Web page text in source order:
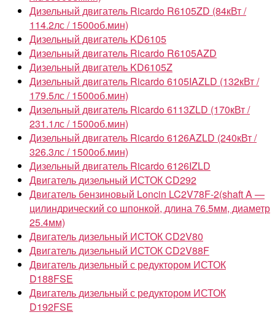
Дизельный двигатель Ricardo R6105ZD (84кВт /
114.2лс / 1500об.мин)
Дизельный двигатель KD6105
Дизельный двигатель Ricardo R6105AZD
Дизельный двигатель KD6105Z
Дизельный двигатель Ricardo 6105IAZLD (132кВт /
179.5лс / 1500об.мин)
Дизельный двигатель Ricardo 6113ZLD (170кВт /
231.1лс / 1500об.мин)
Дизельный двигатель Ricardo 6126AZLD (240кВт /
326.3лс / 1500об.мин)
Дизельный двигатель Ricardo 6126IZLD
Двигатель дизельный ИСТОК CD292
Двигатель бензиновый Loncin LC2V78F-2(shaft A —
цилиндрический со шпонкой, длина 76.5мм, диаметр
25.4мм)
Двигатель дизельный ИСТОК CD2V80
Двигатель дизельный ИСТОК CD2V88F
Двигатель дизельный с редуктором ИСТОК
D188FSE
Двигатель дизельный с редуктором ИСТОК
D192FSE